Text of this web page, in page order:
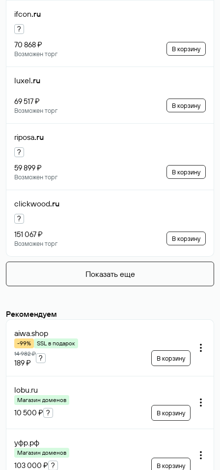
ifcon.ru
?
70 868 ₽
Возможен торг
В корзину
luxel.ru
69 517 ₽
Возможен торг
В корзину
riposa.ru
?
59 899 ₽
Возможен торг
В корзину
clickwood.ru
?
151 067 ₽
Возможен торг
В корзину
Показать еще
Рекомендуем
aiwa.shop
-99%
SSL в подарок
14 982 ₽
189 ₽
? В корзину
lobu.ru
Магазин доменов
10 500 ₽ ? В корзину
уфр.рф
Магазин доменов
103 000 ₽ ? В корзину